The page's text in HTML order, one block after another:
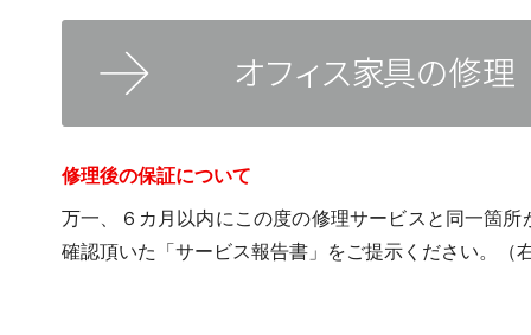
修理後の保証について
万一、６カ月以内にこの度の修理サービスと同一箇
確認頂いた「サービス報告書」をご提示ください。（